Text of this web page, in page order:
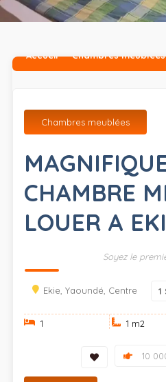
Accueil Chambres meublées
Chambres meublées
CHAMBRE
LOUER A
Soyez le
Ekie, Yaoundé, Centre 1
1 1 m2
10